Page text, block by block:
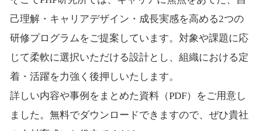
己理解・キャリアデザイン・成長実感を高める2つの
研修プログラムをご提案しています。対象や課題に応
じて柔軟に選択いただける設計とし、組織における定
着・活躍を力強く後押しいたします。
詳しい内容や事例をまとめた資料（PDF）をご用意し
ました。無料でダウンロードできますので、ぜひ貴社